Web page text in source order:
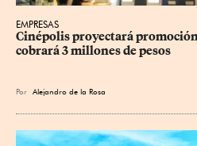
EMPRESAS
Cinépolis proyectará
cobrará 3 millones de pesos
Por Alejandro de la Rosa